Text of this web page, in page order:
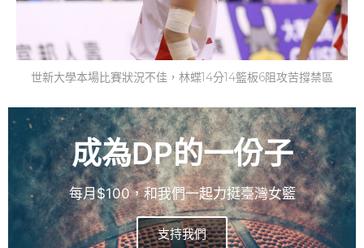
世新大學本場比賽狀況不佳，林蝶14分14籃板6阻攻苦撐禁區
成為DP的一份子
每月$100，和我們一起力挺臺灣女籃
支持我們